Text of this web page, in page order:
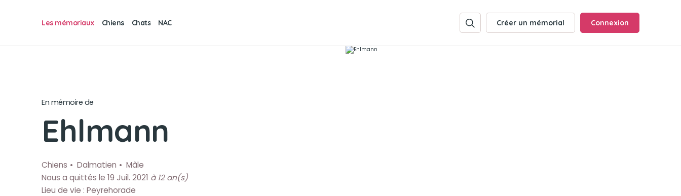
Les mémoriaux Chiens Chats NAC Créer un mémorial Connexion
En mémoire de
Ehlmann
Chiens Dalmatien
Mâle
Nous a quittés le 19 Juil. 2021 à 12 an(s)
Lieu de vie : Peyrehorade